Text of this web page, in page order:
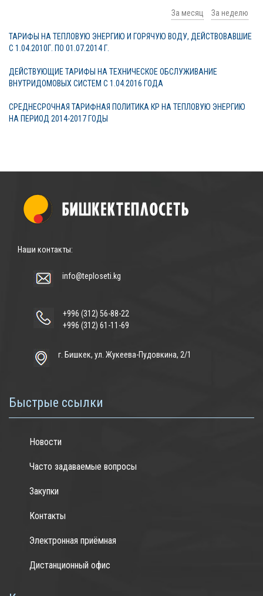
За месяц За неделю
ТАРИФЫ НА ТЕПЛОВУЮ ЭНЕРГИЮ И ГОРЯЧУЮ ВОДУ, ДЕЙСТВОВАВШИЕ
С 1.04.2010Г. ПО 01.07.2014 Г.
ДЕЙСТВУЮЩИЕ ТАРИФЫ НА ТЕХНИЧЕСКОЕ ОБСЛУЖИВАНИЕ
ВНУТРИДОМОВЫХ СИСТЕМ С 1.04.2016 ГОДА
СРЕДНЕСРОЧНАЯ ТАРИФНАЯ ПОЛИТИКА КР НА ТЕПЛОВУЮ ЭНЕРГИЮ
НА ПЕРИОД 2014-2017 ГОДЫ
Наши контакты:
info@teploseti.kg
+996 (312) 56-88-22
+996 (312) 61-11-69
г. Бишкек, ул. Жукеева-Пудовкина, 2/1
Быстрые ссылки
Новости
Часто задаваемые вопросы
Закупки
Контакты
Электронная приёмная
Дистанционный офис